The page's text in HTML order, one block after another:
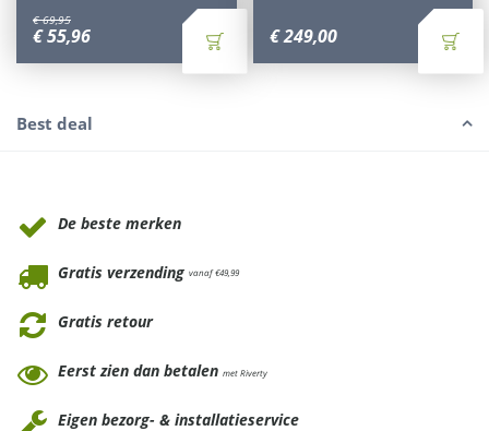
€ 69,95
€55,96 €249,00
Best deal
De beste merken
Gratis verzending vanaf €49,99
Gratis retour
Eerst zien dan betalen met Riverty
Eigen bezorg- & installatieservice